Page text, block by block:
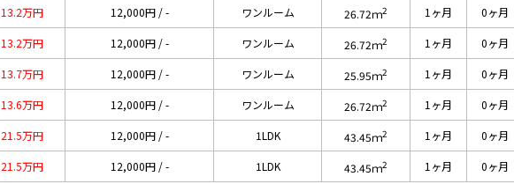
13.2万円 12,000円 / - ワンルーム 26.72ｍ2 1ヶ月 0ヶ月
13.2万円 12,000円 / - ワンルーム 26.72ｍ2 1ヶ月 0ヶ月
13.7万円 12,000円 / - ワンルーム 25.95ｍ2 1ヶ月 0ヶ月
13.6万円 12,000円 / - ワンルーム 26.72ｍ2 1ヶ月 0ヶ月
21.5万円 12,000円 / - 1LDK 43.45ｍ2 1ヶ月 0ヶ月
21.5万円 12,000円 / - 1LDK 43.45ｍ2 1ヶ月 0ヶ月